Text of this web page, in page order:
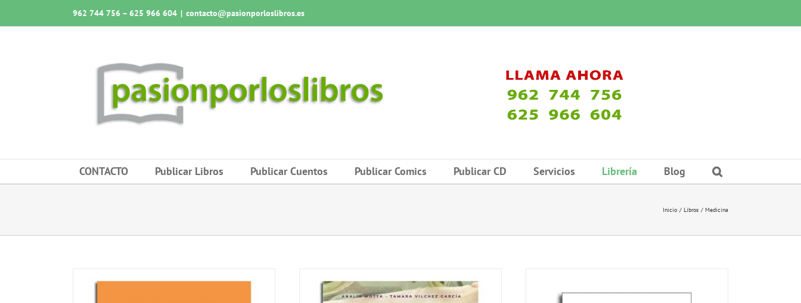
al
962 744 756 – 625 966 604 | contacto@pasionporloslibros.es
CONTACTO Publicar Libros Publicar Cuentos Publicar Comics Publicar CD Servicios Librería Blog
Inicio Libros Medicina